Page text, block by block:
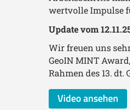
wertvolle Impulse
Update vom
Wir freuen uns
GeoIN MINT
Rahmen des 13.
Video ansehen